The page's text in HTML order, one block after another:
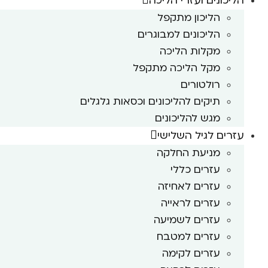
הליכון מתקפל
הליכונים למבוגרים
מקלות הליכה
מקל הליכה מתקפל
רולטורים
תיקים להליכונים וכסאות גלגלים
מגש להליכונים
עזרים לגיל השלישי
מניעת החלקה
עזרים כללי
עזרים לאחיזה
עזרים לראייה
עזרים לשמיעה
עזרים למטבח
עזרים לקימה